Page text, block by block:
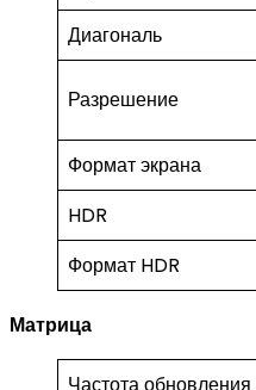
Диагональ
Разрешение
Формат экрана
HDR
Формат HDR
Матрица